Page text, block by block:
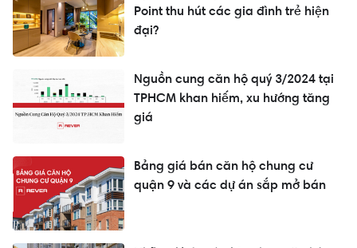
Point thu hút các gia đình trẻ hiện
đại?
Nguồn cung căn hộ quý 3/2024 tại
TPHCM khan hiếm, xu hướng tăng
giá
Bảng giá bán căn hộ chung cư
quận 9 và các dự án sắp mở bán